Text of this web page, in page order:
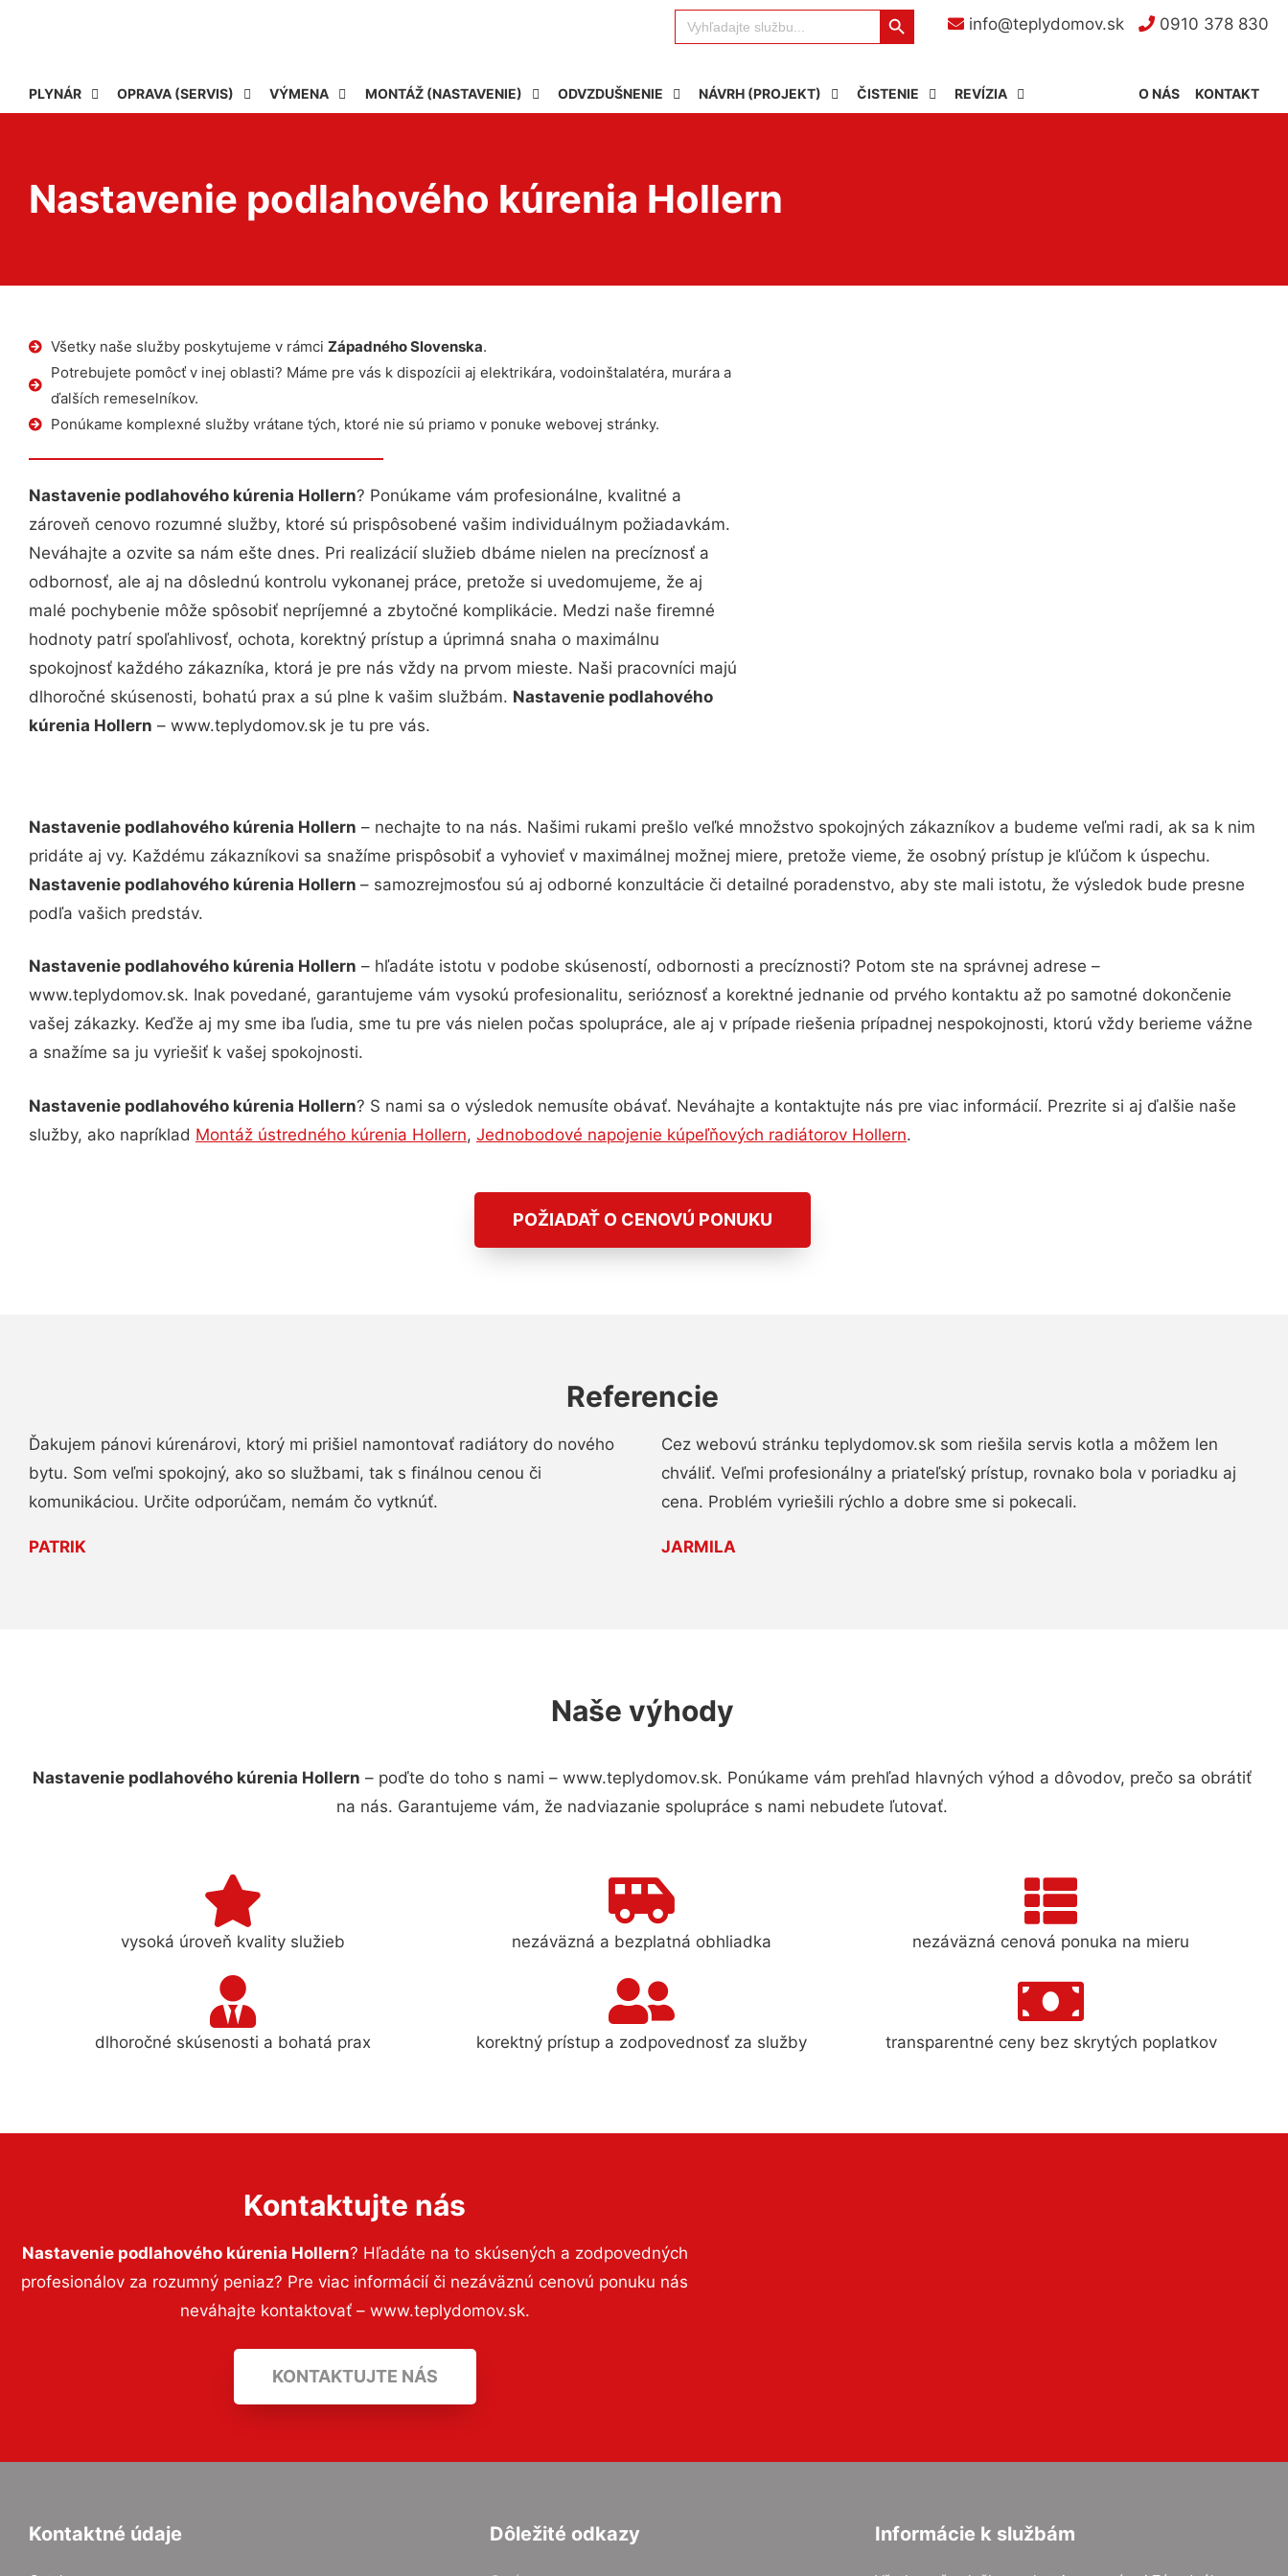
info@teplydomov.sk 0910 378 830
Search
for:
Search Button
PLYNÁR OPRAVA (SERVIS) VÝMENA MONTÁŽ (NASTAVENIE) ODVZDUŠNENIE NÁVRH (PROJEKT) ČISTENIE REVÍZIA KONTAKT
O NÁS
Nastavenie podlahového kúrenia Hollern
Všetky naše služby poskytujeme v rámci Západného Slovenska.
Potrebujete pomôcť v inej oblasti? Máme pre vás k dispozícii aj elektrikára, vodoinštalatéra, murára a
ďalších remeselníkov.
Ponúkame komplexné služby vrátane tých, ktoré nie sú priamo v ponuke webovej stránky.
Nastavenie podlahového kúrenia Hollern? Ponúkame vám profesionálne, kvalitné a
zároveň cenovo rozumné služby, ktoré sú prispôsobené vašim individuálnym požiadavkám.
Neváhajte a ozvite sa nám ešte dnes. Pri realizácií služieb dbáme nielen na precíznosť a
odbornosť, ale aj na dôslednú kontrolu vykonanej práce, pretože si uvedomujeme, že aj
malé pochybenie môže spôsobiť nepríjemné a zbytočné komplikácie. Medzi naše firemné
hodnoty patrí spoľahlivosť, ochota, korektný prístup a úprimná snaha o maximálnu
spokojnosť každého zákazníka, ktorá je pre nás vždy na prvom mieste. Naši pracovníci majú
dlhoročné skúsenosti, bohatú prax a sú plne k vašim službám. Nastavenie podlahového
kúrenia Hollern – www.teplydomov.sk je tu pre vás.
Nastavenie podlahového kúrenia Hollern – nechajte to na nás. Našimi rukami prešlo veľké množstvo spokojných zákazníkov a budeme veľmi radi, ak sa k nim
pridáte aj vy. Každému zákazníkovi sa snažíme prispôsobiť a vyhovieť v maximálnej možnej miere, pretože vieme, že osobný prístup je kľúčom k úspechu.
Nastavenie podlahového kúrenia Hollern – samozrejmosťou sú aj odborné konzultácie či detailné poradenstvo, aby ste mali istotu, že výsledok bude presne
podľa vašich predstáv.
Nastavenie podlahového kúrenia Hollern – hľadáte istotu v podobe skúseností, odbornosti a precíznosti? Potom ste na správnej adrese –
www.teplydomov.sk. Inak povedané, garantujeme vám vysokú profesionalitu, serióznosť a korektné jednanie od prvého kontaktu až po samotné dokončenie
vašej zákazky. Keďže aj my sme iba ľudia, sme tu pre vás nielen počas spolupráce, ale aj v prípade riešenia prípadnej nespokojnosti, ktorú vždy berieme vážne
a snažíme sa ju vyriešiť k vašej spokojnosti.
Nastavenie podlahového kúrenia Hollern? S nami sa o výsledok nemusíte obávať. Neváhajte a kontaktujte nás pre viac informácií. Prezrite si aj ďalšie naše
služby, ako napríklad Montáž ústredného kúrenia Hollern, Jednobodové napojenie kúpeľňových radiátorov Hollern.
POŽIADAŤ O CENOVÚ PONUKU
Referencie
Ďakujem pánovi kúrenárovi, ktorý mi prišiel namontovať radiátory do nového
bytu. Som veľmi spokojný, ako so službami, tak s finálnou cenou či
komunikáciou. Určite odporúčam, nemám čo vytknúť.
PATRIK
Cez webovú stránku teplydomov.sk som riešila servis kotla a môžem len
chváliť. Veľmi profesionálny a priateľský prístup, rovnako bola v poriadku aj
cena. Problém vyriešili rýchlo a dobre sme si pokecali.
JARMILA
Naše výhody
Nastavenie podlahového kúrenia Hollern – poďte do toho s nami – www.teplydomov.sk. Ponúkame vám prehľad hlavných výhod a dôvodov, prečo sa obrátiť
na nás. Garantujeme vám, že nadviazanie spolupráce s nami nebudete ľutovať.
vysoká úroveň kvality služieb nezáväzná a bezplatná obhliadka nezáväzná cenová ponuka na mieru
dlhoročné skúsenosti a bohatá prax korektný prístup a zodpovednosť za služby transparentné ceny bez skrytých poplatkov
Kontaktujte nás
Nastavenie podlahového kúrenia Hollern? Hľadáte na to skúsených a zodpovedných
profesionálov za rozumný peniaz? Pre viac informácií či nezáväznú cenovú ponuku nás
neváhajte kontaktovať – www.teplydomov.sk.
KONTAKTUJTE NÁS
Kontaktné údaje Dôležité odkazy Informácie k službám